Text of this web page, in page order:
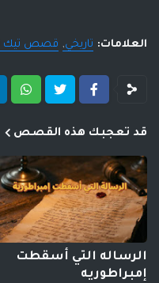
العلامات: تاريخي قصص تيك
قد تعجبك هذه القصص
الرساله التي أسقطت
إمبراطوريه